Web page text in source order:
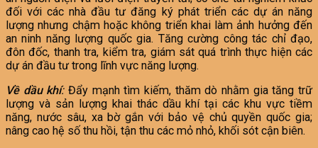
đối với các nhà đầu tư đăng ký phát triển các dự án năng
lượng nhưng chậm hoặc không triển khai làm ảnh hưởng đến
an ninh năng lượng quốc gia. Tăng cường công tác chỉ đạo,
đôn đốc, thanh tra, kiểm tra, giám sát quá trình thực hiện các
dự án đầu tư trong lĩnh vực năng lượng.
Về dầu khí:Đẩy mạnh tìm kiếm, thăm dò nhằm gia tăng trữ
lượng và sản lượng khai thác dầu khí tại các khu vực tiềm
năng, nước sâu, xa bờ gắn với bảo vệ chủ quyền quốc gia;
nâng cao hệ số thu hồi, tận thu các mỏ nhỏ, khối sót cận biên.